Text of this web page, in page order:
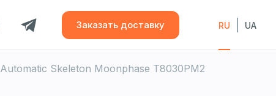
Заказать доставку RU UA
Skeleton Moonphase T8030PM2